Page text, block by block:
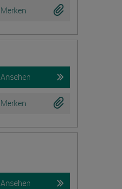
Merken
Ansehen
Merken
Ansehen